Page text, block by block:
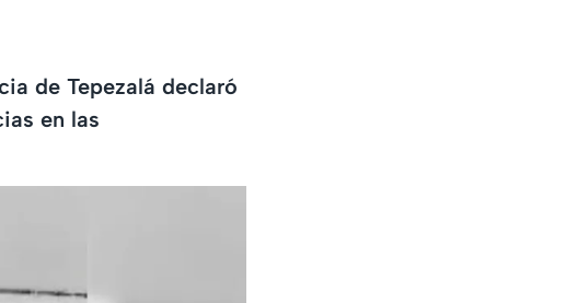
de Tepezalá declaró
en las